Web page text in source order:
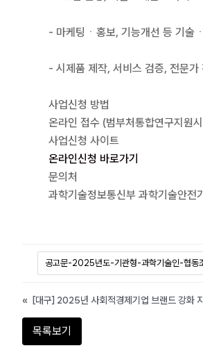
- 마케팅ㆍ홍보, 기능개선 등 기술
- 시제품 제작, 서비스 검증, 전문
사업신청 방법
온라인 접수 (범부처통합연구지원
사업신청 사이트
온라인신청 바로가기
문의처
과학기술정보통신부 과학기술
공고문-2025년도-기관형-과학기술인-협동
« [대구] 2025년 사회적경제기업 브랜드 강화
목록보기